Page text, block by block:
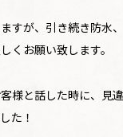
すが、引き続き防水
くお願い致します。
様と話した時に、見
た！